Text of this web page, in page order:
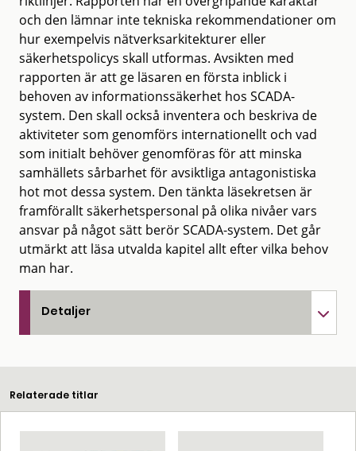
och den lämnar inte tekniska rekommendationer om
hur exempelvis nätverksarkitekturer eller
säkerhetspolicys skall utformas. Avsikten med
rapporten är att ge läsaren en första inblick i
behoven av informationssäkerhet hos SCADA-
system. Den skall också inventera och beskriva de
aktiviteter som genomförs internationellt och vad
som initialt behöver genomföras för att minska
samhällets sårbarhet för avsiktliga antagonistiska
hot mot dessa system. Den tänkta läsekretsen är
framförallt säkerhetspersonal på olika nivåer vars
ansvar på något sätt berör SCADA-system. Det går
utmärkt att läsa utvalda kapitel allt efter vilka behov
man har.
Detaljer
Relaterade titlar